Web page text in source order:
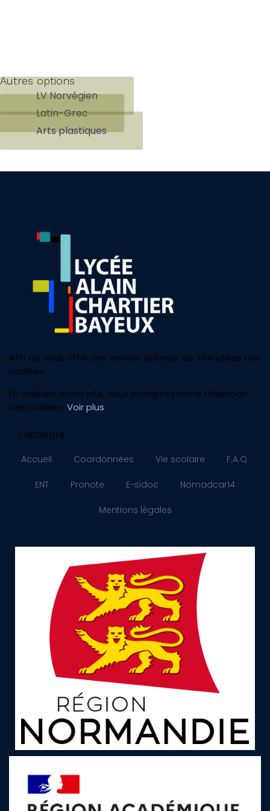
Autres options
LV Norvégien
Latin-Grec
Arts plastiques
Afin de vous offrir une service optimal, ce site utilise des
cookies.
En utilisant notre site, vous acceptez notre utilisation
des cookies. Voir plus
J'accepte
Accueil Coordonnées Vie scolaire F.A.Q.
ENT Pronote E-sidoc Nomadcar14
Mentions légales